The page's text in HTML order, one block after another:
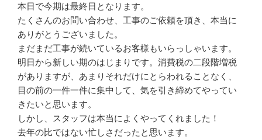
本日で今期は最終日となります。
たくさんのお問い合わせ、工事のご依頼を頂き、本当に
ありがとうございました。
まだまだ工事が続いているお客様もいらっしゃいます。
明日から新しい期のはじまりです。消費税の二段階増税
がありますが、あまりそれだけにとらわれることなく、
目の前の一件一件に集中して、気を引き締めてやってい
きたいと思います。
しかし、スタッフは本当によくやってくれました！
去年の比ではない忙しさだったと思います。